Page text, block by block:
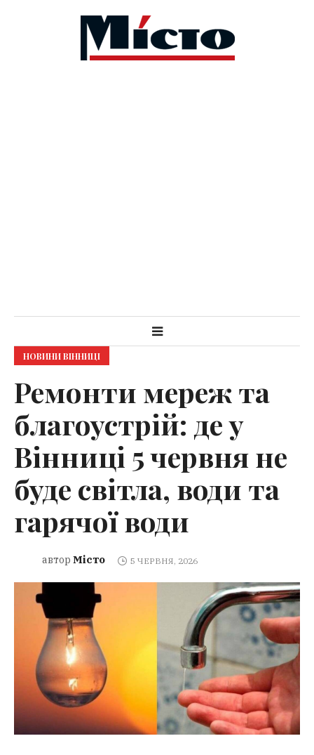
НОВИНИ ВІННИЦІ
Ремонти мереж та
благоустрій: де у
Вінниці 5 червня не
буде світла, води та
гарячої води
автор Місто 5 ЧЕРВНЯ, 2026